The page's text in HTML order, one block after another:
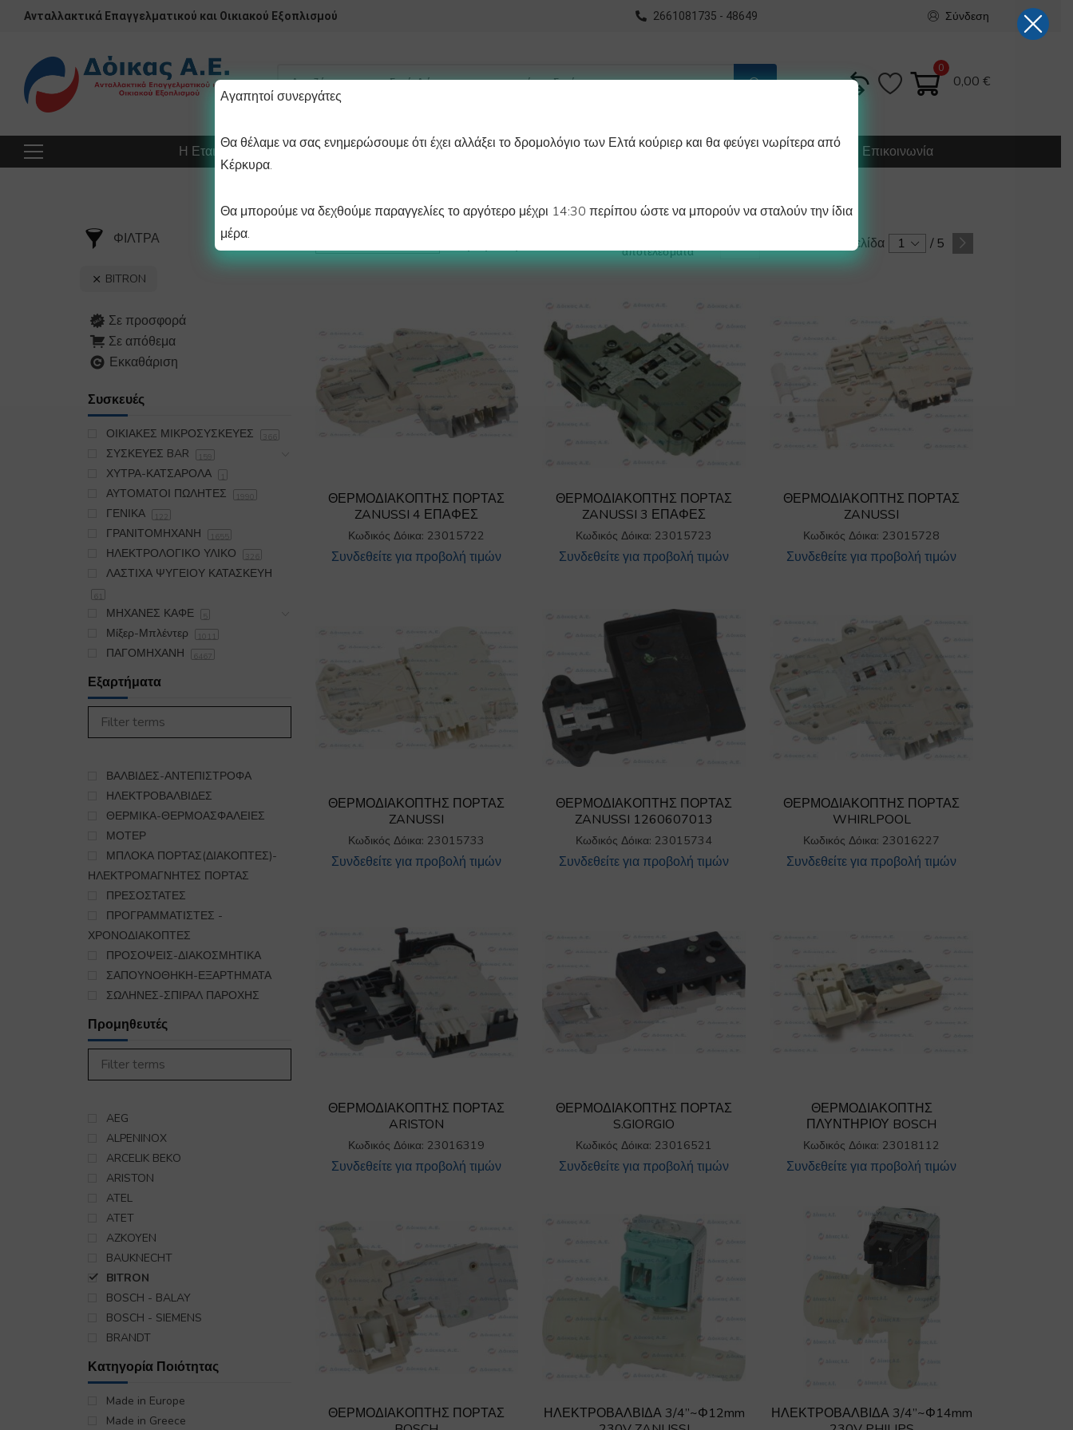
Ανταλλακτικά Επαγγελματικού και Οικιακού Εξοπλισμού 2661081735 - 48649 Σύνδεση
0
0,00€
Η Εταιρεία Προϊόντα Προχωρημένη Αναζήτηση Διαγράμματα Λάστιχα Ψυγείου Κατασκευή Οδηγίες Επικοινωνία
ΦΙΛΤΡΑ
BITRON
Σε προσφορά
Σε απόθεμα
Εκκαθάριση
Συσκευές
ΟΙΚΙΑΚΕΣ ΜΙΚΡΟΣΥΣΚΕΥΕΣ 366
ΣΥΣΚΕΥΕΣ BAR 159
ΧΥΤΡΑ-ΚΑΤΣΑΡΟΛΑ 1
ΑΥΤΟΜΑΤΟΙ ΠΩΛΗΤΕΣ 1990
ΓΕΝΙΚΑ 122
ΓΡΑΝΙΤΟΜΗΧΑΝΗ 1655
ΗΛΕΚΤΡΟΛΟΓΙΚΟ ΥΛΙΚΟ 326
ΛΑΣΤΙΧΑ ΨΥΓΕΙΟΥ ΚΑΤΑΣΚΕΥΗ
61
ΜΗΧΑΝΕΣ ΚΑΦΕ 5
Μίξερ-Μπλέντερ 1011
ΠΑΓΟΜΗΧΑΝΗ 6467
ΠΛΥΝΤΗΡΙΟ
ΣΙΔΕΡΩΤΗΡΙΟ
985
ΨΥΞΗ-ΘΕΡΜΑΝΣΗ 16
ΕΞΑΡΤΗΜΑΤΑ ΣΥΝΔΕΣΗΣ
ΥΓΡΑΕΡΙΟΥ-GAS
140
Εξαρτήματα
ΒΑΛΒΙΔΕΣ-ΑΝΤΕΠΙΣΤΡΟΦΑ
ΗΛΕΚΤΡΟΒΑΛΒΙΔΕΣ
ΘΕΡΜΙΚΑ-ΘΕΡΜΟΑΣΦΑΛΕΙΕΣ
ΜΟΤΕΡ
ΜΠΛΟΚΑ ΠΟΡΤΑΣ(ΔΙΑΚΟΠΤΕΣ)-
ΗΛΕΚΤΡΟΜΑΓΝΗΤΕΣ ΠΟΡΤΑΣ
ΠΡΕΣΟΣΤΑΤΕΣ
ΠΡΟΓΡΑΜΜΑΤΙΣΤΕΣ -
ΧΡΟΝΟΔΙΑΚΟΠΤΕΣ
ΠΡΟΣΟΨΕΙΣ-ΔΙΑΚΟΣΜΗΤΙΚΑ
ΣΑΠΟΥΝΟΘΗΚΗ-ΕΞΑΡΤΗΜΑΤΑ
ΣΩΛΗΝΕΣ-ΣΠΙΡΑΛ ΠΑΡΟΧΗΣ
Προμηθευτές
AEG
ALPENINOX
ARCELIK BEKO
ARISTON
ATEL
ATET
AZKOYEN
BAUKNECHT
BITRON
BOSCH - BALAY
BOSCH - SIEMENS
BRANDT
CANDY
CREDA
DAEWOO
DANFOSS
Κατηγορία Ποιότητας
Made in Europe
Made in Greece
αποτελέσματα
Σελίδα 1 /5
ΘΕΡΜΟΔΙΑΚΟΠΤΗΣ ΠΟΡΤΑΣ
ZANUSSI 4 ΕΠΑΦΕΣ
Κωδικός Δόικα: 23015722
Συνδεθείτε για προβολή τιμών
ΘΕΡΜΟΔΙΑΚΟΠΤΗΣ ΠΟΡΤΑΣ
ZANUSSI 3 ΕΠΑΦΕΣ
Κωδικός Δόικα: 23015723
Συνδεθείτε για προβολή τιμών
ΘΕΡΜΟΔΙΑΚΟΠΤΗΣ ΠΟΡΤΑΣ
ZANUSSI
Κωδικός Δόικα: 23015728
Συνδεθείτε για προβολή τιμών
ΘΕΡΜΟΔΙΑΚΟΠΤΗΣ ΠΟΡΤΑΣ
ZANUSSI
Κωδικός Δόικα: 23015733
Συνδεθείτε για προβολή τιμών
ΘΕΡΜΟΔΙΑΚΟΠΤΗΣ ΠΟΡΤΑΣ
ZANUSSI 1260607013
Κωδικός Δόικα: 23015734
Συνδεθείτε για προβολή τιμών
ΘΕΡΜΟΔΙΑΚΟΠΤΗΣ ΠΟΡΤΑΣ
WHIRLPOOL
Κωδικός Δόικα: 23016227
Συνδεθείτε για προβολή τιμών
ΘΕΡΜΟΔΙΑΚΟΠΤΗΣ ΠΟΡΤΑΣ
ARISTON
Κωδικός Δόικα: 23016319
Συνδεθείτε για προβολή τιμών
ΘΕΡΜΟΔΙΑΚΟΠΤΗΣ ΠΟΡΤΑΣ
S.GIORGIO
Κωδικός Δόικα: 23016521
Συνδεθείτε για προβολή τιμών
ΘΕΡΜΟΔΙΑΚΟΠΤΗΣ
ΠΛΥΝΤΗΡΙΟΥ BOSCH
Κωδικός Δόικα: 23018112
Συνδεθείτε για προβολή τιμών
ΘΕΡΜΟΔΙΑΚΟΠΤΗΣ ΠΟΡΤΑΣ
ΗΛΕΚΤΡΟΒΑΛΒΙΔΑ 3/4”~Φ12mm
ΗΛΕΚΤΡΟΒΑΛΒΙΔΑ 3/4”~Φ14mm
Αγαπητοί συνεργάτες
Θα θέλαμε να σας ενημερώσουμε ότι έχει αλλάξει το δρομολόγιο των Ελτά κούριερ και θα φεύγει νωρίτερα από
Κέρκυρα.
Θα μπορούμε να δεχθούμε παραγγελίες το αργότερο μέχρι 14:30 περίπου ώστε να μπορούν να σταλούν την ίδια
μέρα.